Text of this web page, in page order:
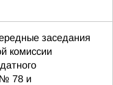
заседания
комиссии
№ 78 и